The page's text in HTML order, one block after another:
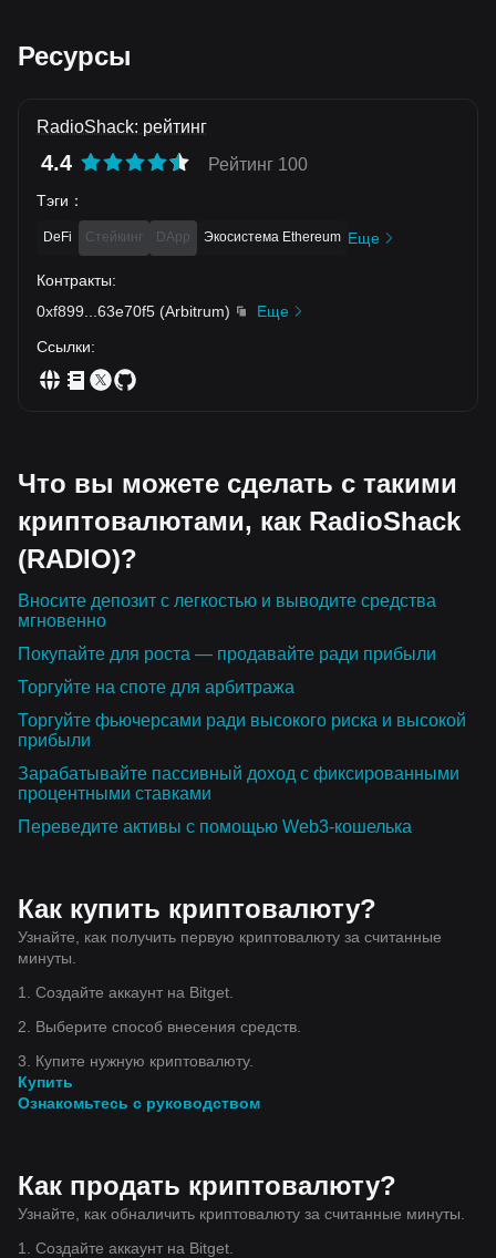
Ресурсы
RadioShack: рейтинг
4.4 Рейтинг 100
Тэги ：
DeFi Стейкинг DApp Экосистема Ethereum Еще
Контракты:
0xf899
63e70f5 (Arbitrum)
Еще
Ссылки:
Что вы можете сделать с такими
криптовалютами, как RadioShack
(RADIO)?
Вносите депозит с легкостью и выводите средства
мгновенно
Покупайте для роста — продавайте ради прибыли
Торгуйте на споте для арбитража
Торгуйте фьючерсами ради высокого риска и высокой
прибыли
Зарабатывайте пассивный доход с фиксированными
процентными ставками
Переведите активы с помощью Web3-кошелька
Как купить криптовалюту?
Узнайте, как получить первую криптовалюту за считанные
минуты.
1. Создайте аккаунт на Bitget.
2. Выберите способ внесения средств.
3. Купите нужную криптовалюту.
Купить
Ознакомьтесь с руководством
Как продать криптовалюту?
Узнайте, как обналичить криптовалюту за считанные минуты.
1. Создайте аккаунт на Bitget.